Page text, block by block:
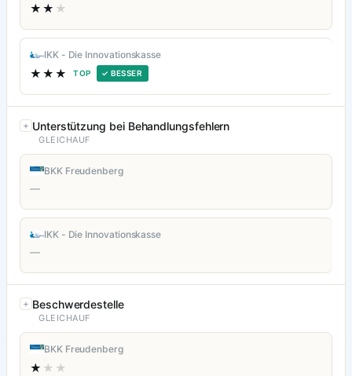
★★ ★
IKK - Die Innovationskasse
★★★ TOP ✓ BESSER
Unterstützung bei Behandlungsfehlern
GLEICHAUF
BKK Freudenberg
—
IKK - Die Innovationskasse
—
Beschwerdestelle
GLEICHAUF
BKK Freudenberg
★ ★★